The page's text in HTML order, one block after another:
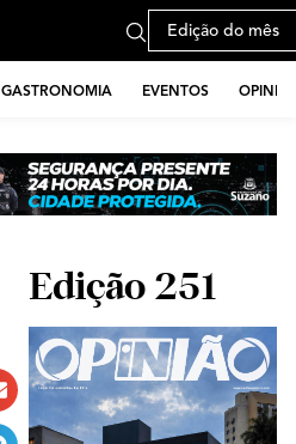
Edição do mês
GASTRONOMIA EVENTOS
Edição 251